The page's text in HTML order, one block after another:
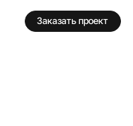
Заказать проект